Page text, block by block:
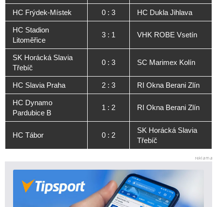
HC Frýdek-Místek 0 : 3 HC Dukla Jihlava
HC Stadion
Litoměřice
3 : 1 VHK ROBE Vsetín
SK Horácká Slavia
Třebíč
0 : 3 SC Marimex Kolín
HC Slavia Praha 2 : 3 RI Okna Berani Zlín
HC Dynamo
Pardubice B
1 : 2 RI Okna Berani Zlín
HC Tábor 0 : 2
SK Horácká Slavia
Třebíč